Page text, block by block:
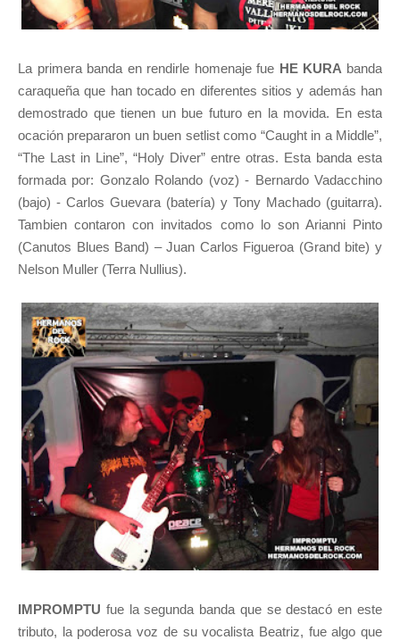
La primera banda en rendirle homenaje fue HE KURA banda
caraqueña que han tocado en diferentes sitios y además han
demostrado que tienen un bue futuro en la movida. En esta
ocación prepararon un buen setlist como “Caught in a Middle”,
“The Last in Line”, “Holy Diver” entre otras. Esta banda esta
formada por: Gonzalo Rolando (voz) - Bernardo Vadacchino
(bajo) - Carlos Guevara (batería) y Tony Machado (guitarra).
Tambien contaron con invitados como lo son Arianni Pinto
(Canutos Blues Band) – Juan Carlos Figueroa (Grand bite) y
Nelson Muller (Terra Nullius).
IMPROMPTU fue la segunda banda que se destacó en este
tributo, la poderosa voz de su vocalista Beatriz, fue algo que